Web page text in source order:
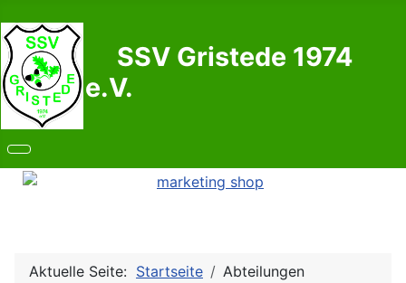
SSV Gristede 1974
e.V.
Aktuelle Seite: Startseite
Abteilungen